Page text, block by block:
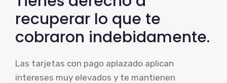
recuperar lo que te
cobraron indebidamente.
Las tarjetas con pago aplazado aplican
intereses muy elevados y te mantienen